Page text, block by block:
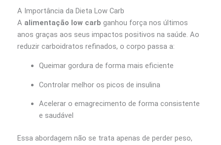
A Importância da Dieta Low Carb
A alimentação low carb ganhou força nos últimos
anos graças aos seus impactos positivos na saúde. Ao
reduzir carboidratos refinados, o corpo passa a:
Queimar gordura de forma mais eficiente
Controlar melhor os picos de insulina
Acelerar o emagrecimento de forma consistente
e saudável
Essa abordagem não se trata apenas de perder peso,